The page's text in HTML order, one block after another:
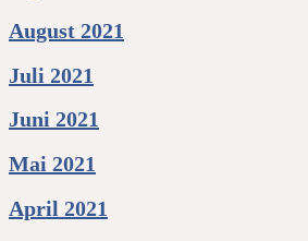
August 2021
Juli 2021
Juni 2021
Mai 2021
April 2021